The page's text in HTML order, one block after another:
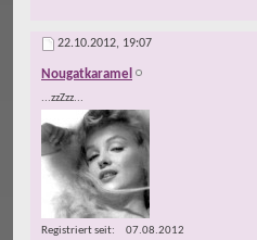
22.10.2012, 19:07
Nougatkaramel
...zzZzz...
Registriert seit
07.08.2012